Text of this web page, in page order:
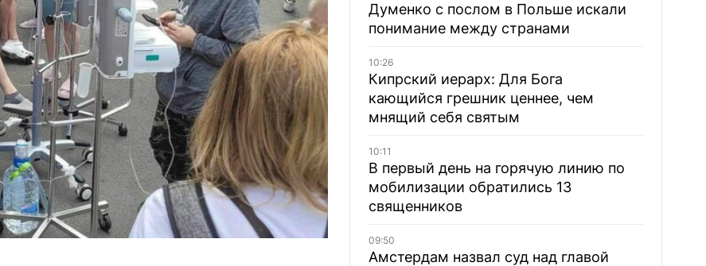
Думенко с послом в Польше искали
понимание между странами
10:26
Кипрский иерарх: Для Бога
кающийся грешник ценнее, чем
мнящий себя святым
10:11
В первый день на горячую линию по
мобилизации обратились 13
священников
09:50
Амстердам назвал суд над главой